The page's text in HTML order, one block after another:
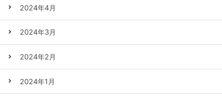
2024年4月
2024年3月
2024年2月
2024年1月